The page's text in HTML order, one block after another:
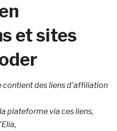
et sites
des liens d’affiliation
plateforme via ces liens,